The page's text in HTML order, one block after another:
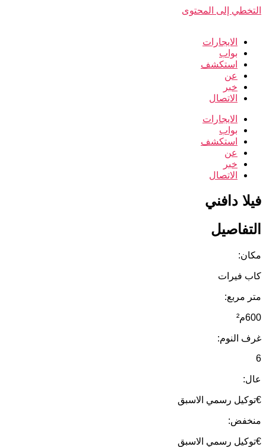
التخطي إلى المحتوى
الايجارات
بواب
استكشف
عن
خبر
الاتصال
الايجارات
بواب
استكشف
عن
خبر
الاتصال
فيلا دافني
التفاصيل
مكان:
كاب فيرات
متر مربع:
600م²
غرف النوم:
6
عال:
€توكيل رسمي الاسبق
منخفض:
€توكيل رسمي الاسبق